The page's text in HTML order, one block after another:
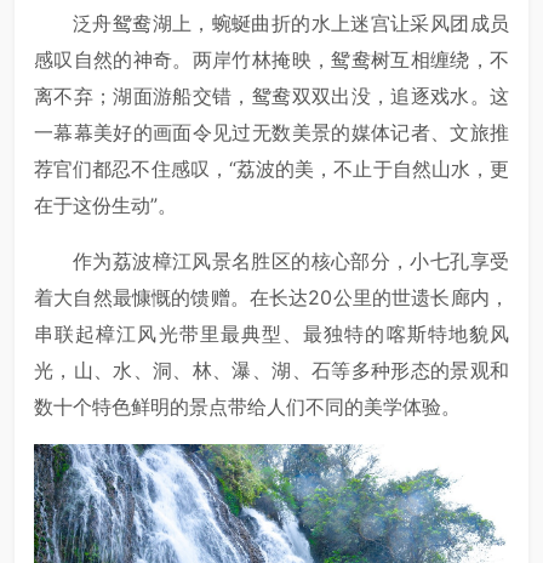
泛舟鸳鸯湖上，蜿蜒曲折的水上迷宫让采风团成员
感叹自然的神奇。两岸竹林掩映，鸳鸯树互相缠绕，不
离不弃；湖面游船交错，鸳鸯双双出没，追逐戏水。这
一幕幕美好的画面令见过无数美景的媒体记者、文旅推
荐官们都忍不住感叹，“荔波的美，不止于自然山水，更
在于这份生动”。
作为荔波樟江风景名胜区的核心部分，小七孔享受
着大自然最慷慨的馈赠。在长达20公里的世遗长廊内，
串联起樟江风光带里最典型、最独特的喀斯特地貌风
光，山、水、洞、林、瀑、湖、石等多种形态的景观和
数十个特色鲜明的景点带给人们不同的美学体验。